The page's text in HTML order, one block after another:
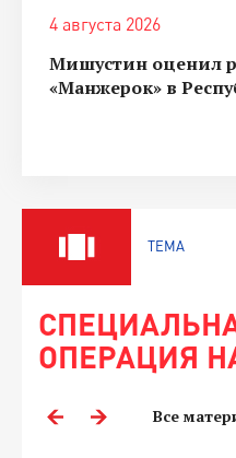
4 августа 2026
Мишустин оценил
«Манжерок» в
ТЕМА
ОПЕРАЦИЯ
Все